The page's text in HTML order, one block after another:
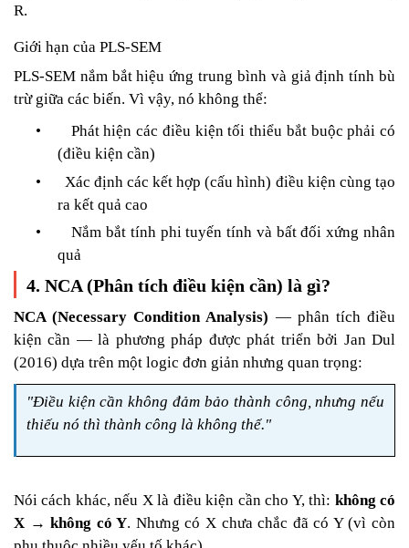
R.
Giới hạn của PLS-SEM
PLS-SEM nắm bắt hiệu ứng trung bình và giả định tính bù
trừ giữa các biến. Vì vậy, nó không thể:
•
Phát hiện các điều kiện tối thiểu bắt buộc phải có
(điều kiện cần)
•
Xác định các kết hợp (cấu hình) điều kiện cùng tạo
ra kết quả cao
•
Nắm bắt tính phi tuyến tính và bất đối xứng nhân
quả
4. NCA (Phân tích điều kiện cần) là gì?
NCA (Necessary Condition Analysis) — phân tích điều
kiện cần — là phương pháp được phát triển bởi Jan Dul
(2016) dựa trên một logic đơn giản nhưng quan trọng:
"Điều kiện cần không đảm bảo thành công, nhưng nếu
thiếu nó thì thành công là không thể."
Nói cách khác, nếu X là điều kiện cần cho Y, thì: không có
X → không có Y. Nhưng có X chưa chắc đã có Y (vì còn